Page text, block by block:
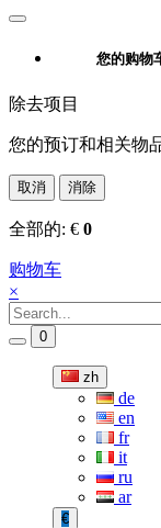
您的购物
除去项目
您的预订和相关物
取消 消除
全部的: € 0
购物车
×
0
zh
de
en
fr
it
ru
ar
€